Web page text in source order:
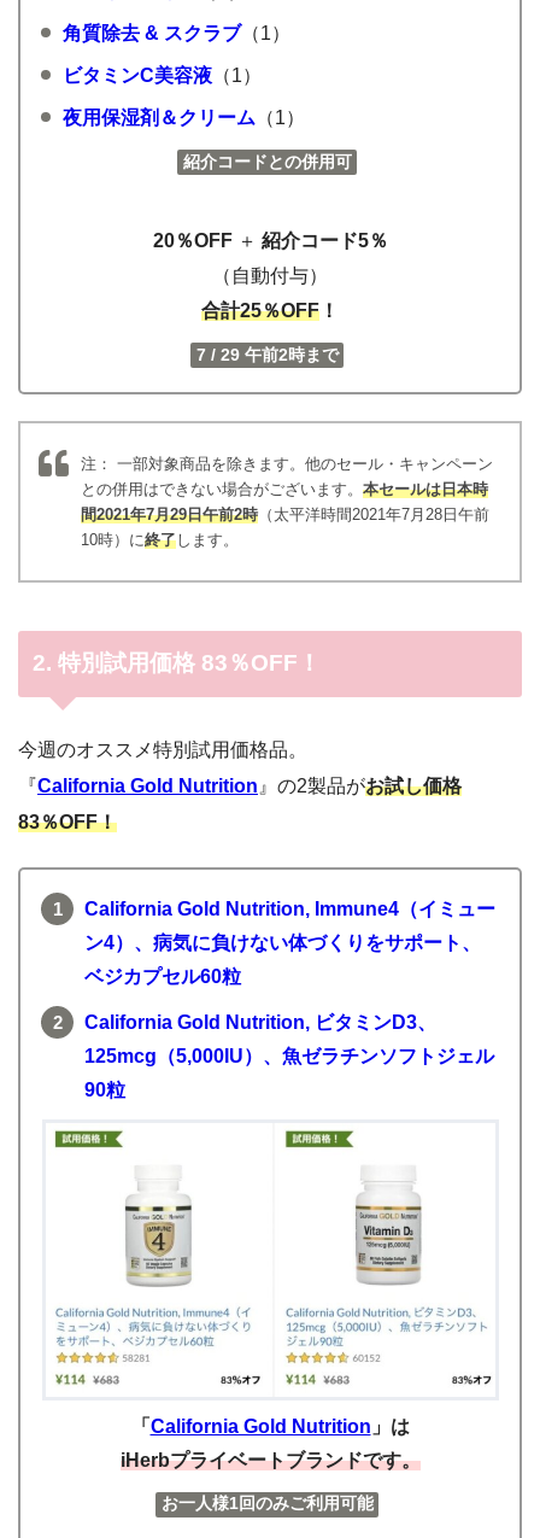
角質除去 & スクラブ（1）
ビタミンC美容液 （1）
夜用保湿剤＆クリーム （1）
紹介コードとの併用可
20％OFF＋ 紹介コード5％
（自動付与）
合計25％OFF ！
7 / 29 午前2時まで
注： 一部対象商品を除きます。他のセール・キャンペーン
との併用はできない場合がございます。 本セールは日本時
間2021年7月29日午前2時 （太平洋時間2021年7月28日午前
10時）に終了します。
2. 特別試用価格 83％OFF！
今週のオススメ特別試用価格品。
『California Gold Nutrition 』の2製品がお試し価格
83％OFF！
California Gold Nutrition, Immune4（イミュー
ン4）、病気に負けない体づくりをサポート、
ベジカプセル60粒
California Gold Nutrition, ビタミンD3、
125mcg（5,000IU）、魚ゼラチンソフトジェル
90粒
「 California Gold Nutrition 」は
iHerbプライベートブランドです。
お一人様1回のみご利用可能